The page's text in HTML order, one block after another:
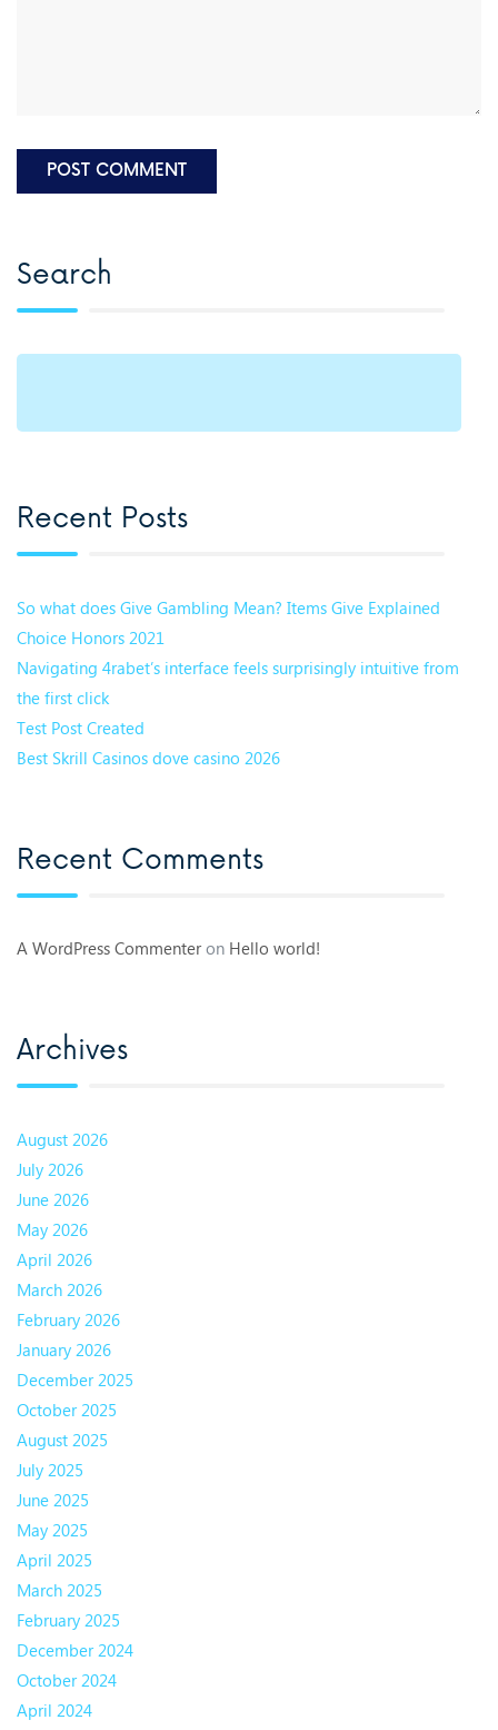
Search
Recent Posts
So what does Give Gambling Mean? Items Give Explained
Choice Honors 2021
Navigating 4rabet’s interface feels surprisingly intuitive from
the first click
Test Post Created
Best Skrill Casinos dove casino 2026
Recent Comments
A WordPress Commenter on Hello world!
Archives
August 2026
July 2026
June 2026
May 2026
April 2026
March 2026
February 2026
January 2026
December 2025
October 2025
August 2025
July 2025
June 2025
May 2025
April 2025
March 2025
February 2025
December 2024
October 2024
April 2024